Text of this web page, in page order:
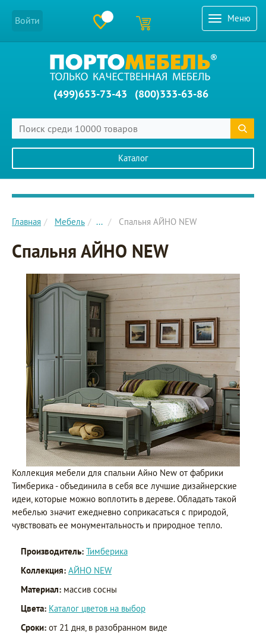
Меню
Войти
(499)653-73-43 (800)333-63-86
Каталог
Главное меню сайта
Главная Мебель ... Спальня АЙНО NEW
Спальня АЙНО NEW
Коллекция мебели для спальни Айно New от фабрики
Тимберика - объединила в себя все лучшие дизайнерские
идеи, которые можно воплотить в дереве. Обладать такой
мебелью значит ежедневно соприкасаться с природой,
чувствовать ее монументальность и природное тепло.
Производитель: Тимберика
Коллекция: АЙНО NEW
Материал: массив сосны
Цвета: Каталог цветов на выбор
Сроки: от 21 дня, в разобранном виде